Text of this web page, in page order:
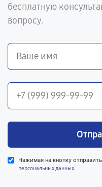
бесплатную
вопросу.
Нажимая на кнопку
персональных данных.